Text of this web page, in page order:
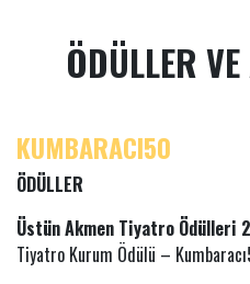
ÖDÜLLER
KUMBARACI50
ÖDÜLLER
Üstün Akmen Tiyatro Ödülleri
Tiyatro Kurum Ödülü –